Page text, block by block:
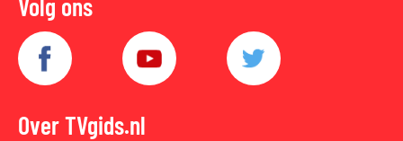
Volg ons
Over TVgids.nl